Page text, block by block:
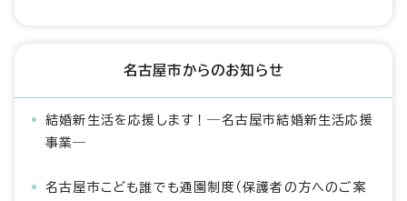
名古屋市からのお知らせ
結婚新生活を応援します！―名古屋市結婚新生活応援
事業―
名古屋市こども誰でも通園制度（保護者の方へのご案